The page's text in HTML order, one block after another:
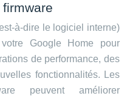
à-dire le logiciel interne)
Google Home pour
de performance, des
fonctionnalités. Les
peuvent améliorer